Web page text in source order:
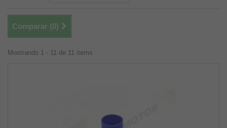
Comparar (0)
Mostrando 1 - 11 de 11 items